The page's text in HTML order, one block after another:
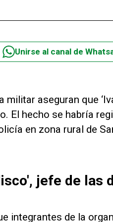
Unirse al canal de
militar aseguran que
El hecho se habría
en zona rural de
jefe de las
integrantes de la